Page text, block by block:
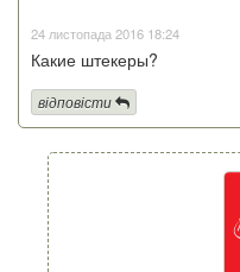
24 листопада 2016 18:24
Какие штекеры?
відповісти